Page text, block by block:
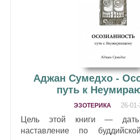
Аджан Сумедхо -
путь к
ЭЗОТЕРИКА 26-
Цель этой книги — дать
наставление по